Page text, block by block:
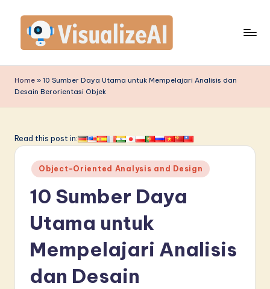
content
is
u
li
A
Home » 10 Sumber Daya Utama untuk Mempelajari Analisis dan
Desain Berorientasi Objek
Read this post in:
Posted
in
Object-Oriented Analysis and Design
10 Sumber Daya
Utama untuk
Mempelajari Analisis
dan Desain